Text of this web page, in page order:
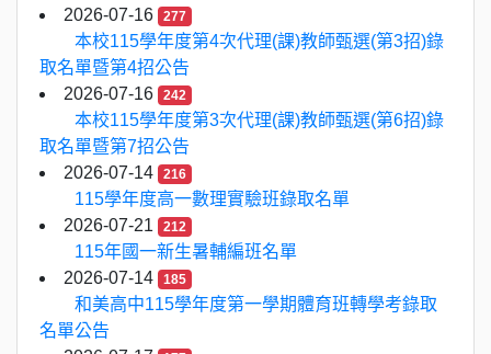
2026-07-16
277
本校115學年度第4次代理(課)教師甄選(第3招)錄
取名單暨第4招公告
2026-07-16
242
本校115學年度第3次代理(課)教師甄選(第6招)錄
取名單暨第7招公告
2026-07-14
216
115學年度高一數理實驗班錄取名單
2026-07-21
212
115年國一新生暑輔編班名單
2026-07-14
185
和美高中115學年度第一學期體育班轉學考錄取
名單公告